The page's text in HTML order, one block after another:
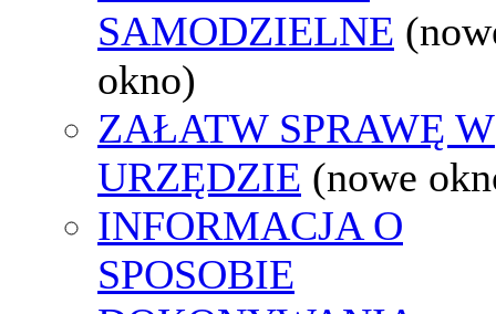
SAMODZIELNE
okno)
ZAŁATW SPRAWĘ W
URZĘDZIE (nowe
INFORMACJA O
SPOSOBIE